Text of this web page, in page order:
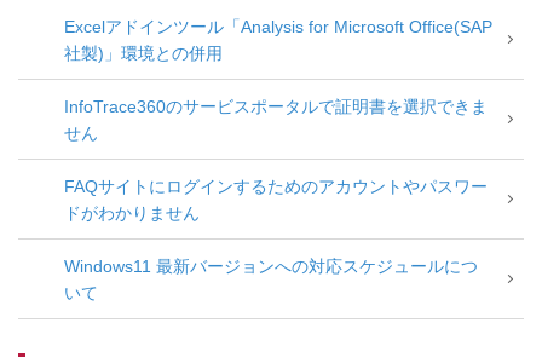
Excelアドインツール「Analysis for Microsoft Office(SAP
社製)」環境との併用
InfoTrace360のサービスポータルで証明書を選択できま
せん
FAQサイトにログインするためのアカウントやパスワー
ドがわかりません
Windows11 最新バージョンへの対応スケジュールにつ
いて